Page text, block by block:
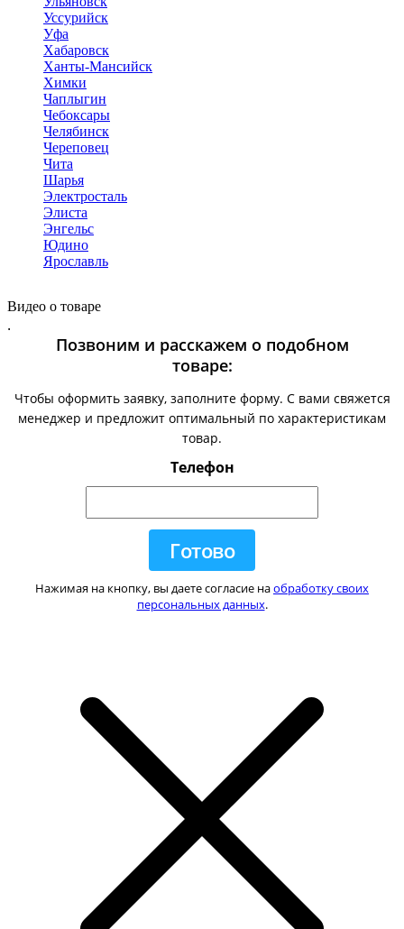
Уссурийск
Уфа
Хабаровск
Ханты-Мансийск
Химки
Чаплыгин
Чебоксары
Челябинск
Череповец
Чита
Шарья
Электросталь
Элиста
Энгельс
Юдино
Ярославль
Видео о товаре
.
Позвоним и расскажем о подобном
товаре:
Чтобы оформить заявку, заполните форму. С вами свяжется
менеджер и предложит оптимальный по характеристикам
товар.
Телефон
Нажимая на кнопку, вы даете согласие наобработку своих
персональных данных.